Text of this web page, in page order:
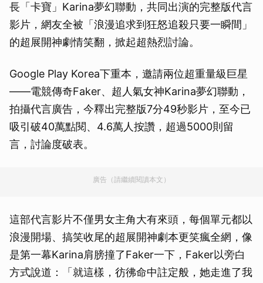
長「卡寶」Karina夢幻聯動，共同出演的完整版代言
影片，網友全被「浪漫追求到狂怒追殺只要一瞬間」
的超展開神劇情笑翻，掀起超熱烈討論。
Google Play Korea下重本，邀請兩位超重量級巨星
——電競傳奇Faker、超人氣女神Karina夢幻聯動，
拍攝代言廣告，今釋出完整版7分49秒影片，至今已
吸引破40萬點閱、4.6萬人按讚，超過5000則留
言，討論度破表。
廣告（請繼續閱讀本文）
這部代言影片不僅男女主角大有來頭，每個單元都以
浪漫開場、搞笑收尾的超展開神劇本更笑瘋全網，像
是第一幕Karina肩膀撞了Faker一下，Faker以旁白
方式說道：「就這樣，彷彿命中註定般，她走進了我